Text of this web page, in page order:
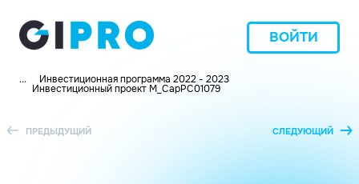
ВОЙТИ
... Инвестиционная программа 2022 - 2023
Инвестиционный проект M_СарРС01079
ПРЕДЫДУЩИЙ СЛЕДУЮЩИЙ